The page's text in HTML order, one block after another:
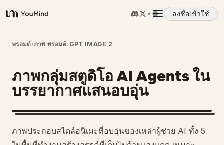
YouMind
ลงชื่อเข้าใช้
ภาพรวม
กรณีการใช้งาน
ทักษะ
พรอมต์
พรอมต์›ภาพ พรอมต์›GPT IMAGE 2
ภาพกลุ่มสตูดิโอ AI Agents ใน
บรรยากาศแสนอบอุ่น
ภาพประกอบสไตล์อนิเมะที่อบอุ่นของเหล่าผู้ช่วย AI ทั้ง 5